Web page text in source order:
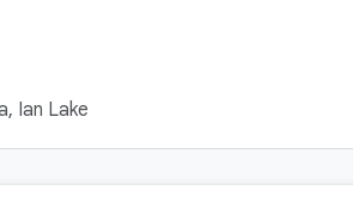
Ian Lake